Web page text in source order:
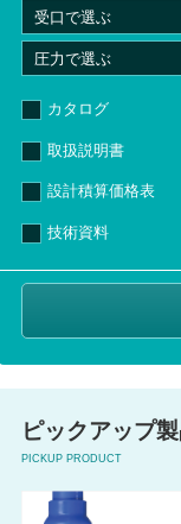
カタログ
取扱説明書
設計積算価格表
技術資料
ピックアップ
PICKUP PRODUCT